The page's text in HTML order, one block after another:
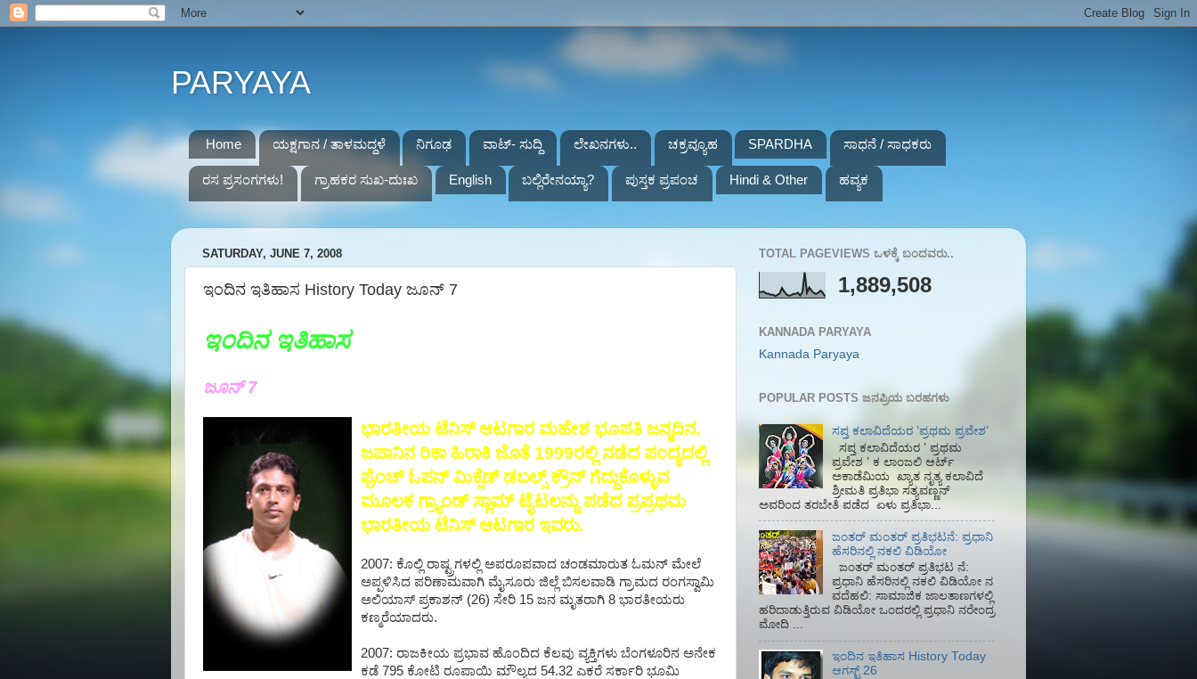
PARYAYA
Home ಯಕ್ಷಗಾನ / ತಾಳಮದ್ದಳೆ ನಿಗೂಢ ವಾಟ್- ಸುದ್ದಿ ಲೇಖನಗಳು.. ಚಕ್ರವ್ಯೂಹ SPARDHA ಸಾಧನೆ / ಸಾಧಕರು
ರಸ ಪ್ರಸಂಗಗಳು! ಗ್ರಾಹಕರ ಸುಖ-ದುಃಖ English ಬಲ್ಲಿರೇನಯ್ಯಾ? ಪುಸ್ತಕ ಪ್ರಪಂಚ Hindi & Other ಹವ್ಯಕ
SATURDAY, JUNE 7, 2008
ಇಂದಿನ ಇತಿಹಾಸ History Today ಜೂನ್ 7
ಇಂದಿನ ಇತಿಹಾಸ
ಜೂನ್ 7
ಭಾರತೀಯ ಟೆನಿಸ್ ಆಟಗಾರ ಮಹೇಶ ಭೂಪತಿ ಜನ್ಮದಿನ.
ಜಪಾನಿನ ರಿಕಾ ಹಿರಾಕಿ ಜೊತೆ 1999ರಲ್ಲಿ ನಡೆದ ಪಂದ್ಯದಲ್ಲಿ
ಫ್ರೆಂಚ್ ಓಪನ್ ಮಿಕ್ಸೆಡ್ ಡಬಲ್ಸ್ ಕ್ರೌನ್ ಗೆದ್ದುಕೊಳ್ಳುವ
ಮೂಲಕ ಗ್ರ್ಯಾಂಡ್ ಸ್ಲಾಮ್ ಟೈಟಲನ್ನು ಪಡೆದ ಪ್ರಪ್ರಥಮ
ಭಾರತೀಯ ಟೆನಿಸ್ ಆಟಗಾರ ಇವರು.
2007: ಕೊಲ್ಲಿ ರಾಷ್ಟ್ರಗಳಲ್ಲಿ ಅಪರೂಪವಾದ ಚಂಡಮಾರುತ ಓಮನ್ ಮೇಲೆ
ಅಪ್ಪಳಿಸಿದ ಪರಿಣಾಮವಾಗಿ ಮೈಸೂರು ಜಿಲ್ಲೆ ಬಿಸಲವಾಡಿ ಗ್ರಾಮದ ರಂಗಸ್ವಾಮಿ
ಅಲಿಯಾಸ್ ಪ್ರಕಾಶನ್ (26) ಸೇರಿ 15 ಜನ ಮೃತರಾಗಿ 8 ಭಾರತೀಯರು
ಕಣ್ಮರೆಯಾದರು.
2007: ರಾಜಕೀಯ ಪ್ರಭಾವ ಹೊಂದಿದ ಕೆಲವು ವ್ಯಕ್ತಿಗಳು ಬೆಂಗಳೂರಿನ ಅನೇಕ
ಕಡೆ 795 ಕೋಟಿ ರೂಪಾಯಿ ಮೌಲ್ಯದ 54.32 ಎಕರೆ ಸರ್ಕಾರಿ ಭೂಮಿ
TOTAL PAGEVIEWS ಒಳಕ್ಕೆ ಬಂದವರು..
1,889,508
KANNADA PARYAYA
Kannada Paryaya
POPULAR POSTS ಜನಪ್ರಿಯ ಬರಹಗಳು
ಸಪ್ತ ಕಲಾವಿದೆಯರ ʼಪ್ರಥಮ ಪ್ರವೇಶʼ
ಸಪ್ತ ಕಲಾವಿದೆಯರ ʼ ಪ್ರಥಮ
ಪ್ರವೇಶ ʼ ಕ ಲಾಂಜಲಿ ಆರ್ಟ್
ಅಕಾಡೆಮಿಯ‌ ಖ್ಯಾತ ನೃತ್ಯ ಕಲಾವಿದೆ
ಶ್ರೀಮತಿ ಪ್ರತಿಭಾ ಸತ್ಯವಣ್ಣನ್
ಅವರಿಂದ ತರಬೇತಿ ಪಡೆದ ಏಳು ಪ್ರತಿಭಾ...
ಜಂತರ್ ಮಂತರ್ ಪ್ರತಿಭಟನೆ: ಪ್ರಧಾನಿ
ಹೆಸರಿನಲ್ಲಿ ನಕಲಿ ವಿಡಿಯೋ
ಜಂತರ್ ಮಂತರ್ ಪ್ರತಿಭಟ ನೆ:
ಪ್ರಧಾನಿ ಹೆಸರಿನಲ್ಲಿ ನಕಲಿ ವಿಡಿಯೋ ನ
ವದೆಹಲಿ: ಸಾಮಾಜಿಕ ಜಾಲತಾಣಗಳಲ್ಲಿ
ಹರಿದಾಡುತ್ತಿರುವ ವಿಡಿಯೋ ಒಂದರಲ್ಲಿ ಪ್ರಧಾನಿ ನರೇಂದ್ರ
ಮೋದಿ ...
ಇಂದಿನ ಇತಿಹಾಸ History Today
ಆಗಸ್ಟ್ 26